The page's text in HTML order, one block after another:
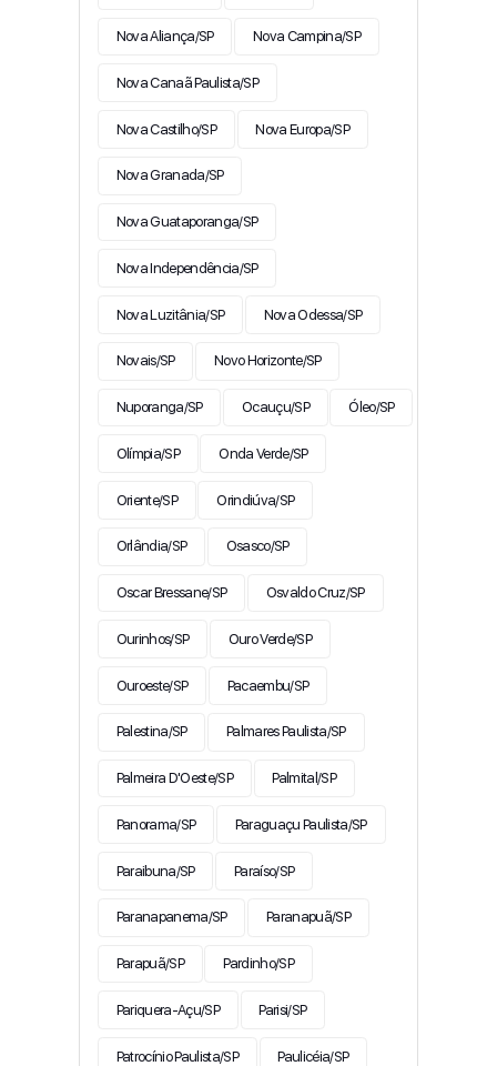
Nova Aliança/SP Nova Campina/SP
Nova Canaã Paulista/SP
Nova Castilho/SP Nova Europa/SP
Nova Granada/SP
Nova Guataporanga/SP
Nova Independência/SP
Nova Luzitânia/SP Nova Odessa/SP
Novais/SP Novo Horizonte/SP
Nuporanga/SP Ocauçu/SP Óleo/SP
Olímpia/SP Onda Verde/SP
Oriente/SP Orindiúva/SP
Orlândia/SP Osasco/SP
Oscar Bressane/SP Osvaldo Cruz/SP
Ourinhos/SP Ouro Verde/SP
Ouroeste/SP Pacaembu/SP
Palestina/SP Palmares Paulista/SP
Palmeira D'Oeste/SP Palmital/SP
Panorama/SP Paraguaçu Paulista/SP
Paraibuna/SP Paraíso/SP
Paranapanema/SP Paranapuã/SP
Parapuã/SP Pardinho/SP
Pariquera-Açu/SP Parisi/SP
Patrocínio Paulista/SP Paulicéia/SP